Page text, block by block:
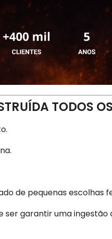
TODOS
de pequenas escolhas
ser garantir uma ingestão